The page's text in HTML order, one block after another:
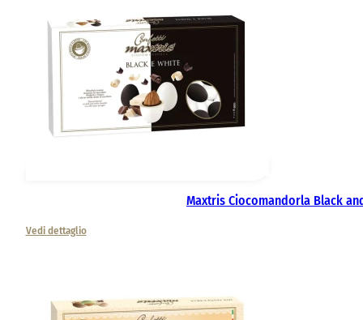
Maxtris Ciocomandorla Black
Vedi dettaglio